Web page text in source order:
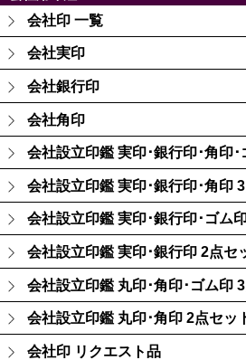
会社印 一覧
会社実印
会社銀行印
会社角印
会社設立印鑑 実印･銀行印･角印･
会社設立印鑑 実印･銀行印･角印
会社設立印鑑 実印･銀行印･ゴム
会社設立印鑑 実印･銀行印 2点セ
会社設立印鑑 丸印･角印･ゴム印
会社設立印鑑 丸印･角印 2点セッ
会社印 リクエスト品